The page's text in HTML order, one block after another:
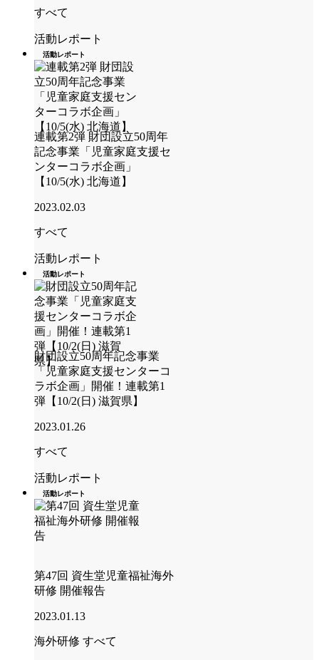
すべて
活動レポート
活動レポート
連載第2弾 財団設立50周年
記念事業「児童家庭支援セ
ンターコラボ企画」
【10/5(水) 北海道】
2023.02.03
すべて
活動レポート
活動レポート
財団設立50周年記念事業
「児童家庭支援センターコ
ラボ企画」開催！連載第1
弾【10/2(日) 滋賀県】
2023.01.26
すべて
活動レポート
活動レポート
第47回 資生堂児童福祉海外
研修 開催報告
2023.01.13
海外研修 すべて